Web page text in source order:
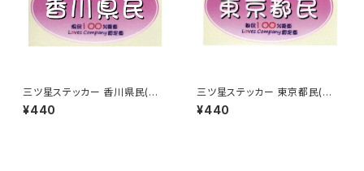
三ツ星ステッカー 香川県民(ピ
ンク)
¥440
三ツ星ステッカー 東京都民(ピ
ンク)
¥440